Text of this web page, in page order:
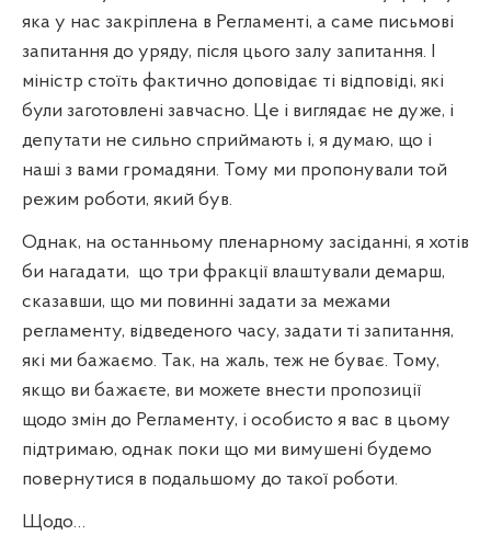
яка у нас закріплена в Регламенті, а саме письмові
запитання до уряду, після цього залу запитання. І
міністр стоїть фактично доповідає ті відповіді, які
були заготовлені завчасно. Це і виглядає не дуже, і
депутати не сильно сприймають і, я думаю, що і
наші з вами громадяни. Тому ми пропонували той
режим роботи, який був.
Однак, на останньому пленарному засіданні, я хотів
би нагадати, що три фракції влаштували демарш,
сказавши, що ми повинні задати за межами
регламенту, відведеного часу, задати ті запитання,
які ми бажаємо. Так, на жаль, теж не буває. Тому,
якщо ви бажаєте, ви можете внести пропозиції
щодо змін до Регламенту, і особисто я вас в цьому
підтримаю, однак поки що ми вимушені будемо
повернутися в подальшому до такої роботи.
Щодо…